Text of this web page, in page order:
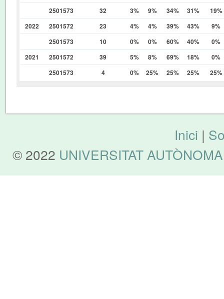
2501573
32 3% 9% 34% 31%
19%
2022
2501572 23 4% 4% 39% 43%
9%
2501573
10 0% 0% 60% 40%
0%
2021
2501572 39 5% 8% 69% 18%
0%
2501573
4 0% 25% 25% 25% 25%
Inici |
© 2022 UNIVERSITAT